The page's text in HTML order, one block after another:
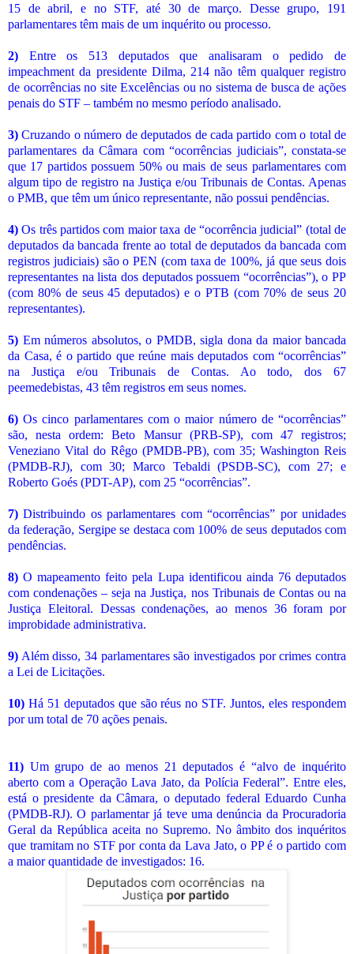
15 de abril, e no STF, até 30 de março. Desse grupo, 191
parlamentares têm mais de um inquérito ou processo.
2) Entre os 513 deputados que analisaram o pedido de
impeachment da presidente Dilma, 214 não têm qualquer registro
de ocorrências no site Excelências ou no sistema de busca de ações
penais do STF – também no mesmo período analisado.
3)Cruzando o número de deputados de cada partido com o total de
parlamentares da Câmara com “ocorrências judiciais”, constata-se
que 17 partidos possuem 50% ou mais de seus parlamentares com
algum tipo de registro na Justiça e/ou Tribunais de Contas. Apenas
o PMB, que têm um único representante, não possui pendências.
4) Os três partidos com maior taxa de “ocorrência judicial” (total de
deputados da bancada frente ao total de deputados da bancada com
registros judiciais) são o PEN (com taxa de 100%, já que seus dois
representantes na lista dos deputados possuem “ocorrências”), o PP
(com 80% de seus 45 deputados) e o PTB (com 70% de seus 20
representantes).
5) Em números absolutos, o PMDB, sigla dona da maior bancada
da Casa, é o partido que reúne mais deputados com “ocorrências”
na Justiça e/ou Tribunais de Contas. Ao todo, dos 67
peemedebistas, 43 têm registros em seus nomes.
6) Os cinco parlamentares com o maior número de “ocorrências”
são, nesta ordem: Beto Mansur (PRB-SP), com 47 registros;
Veneziano Vital do Rêgo (PMDB-PB), com 35; Washington Reis
(PMDB-RJ), com 30; Marco Tebaldi (PSDB-SC), com 27; e
Roberto Goés (PDT-AP), com 25 “ocorrências”.
7)Distribuindo os parlamentares com “ocorrências” por unidades
da federação, Sergipe se destaca com 100% de seus deputados com
pendências.
8) O mapeamento feito pela Lupa identificou ainda 76 deputados
com condenações – seja na Justiça, nos Tribunais de Contas ou na
Justiça Eleitoral. Dessas condenações, ao menos 36 foram por
improbidade administrativa.
9) Além disso, 34 parlamentares são investigados por crimes contra
a Lei de Licitações.
10) Há 51 deputados que são réus no STF. Juntos, eles respondem
por um total de 70 ações penais.
11) Um grupo de ao menos 21 deputados é “alvo de inquérito
aberto com a Operação Lava Jato, da Polícia Federal”. Entre eles,
está o presidente da Câmara, o deputado federal Eduardo Cunha
(PMDB-RJ). O parlamentar já teve uma denúncia da Procuradoria
Geral da República aceita no Supremo. No âmbito dos inquéritos
que tramitam no STF por conta da Lava Jato, o PP é o partido com
a maior quantidade de investigados: 16.